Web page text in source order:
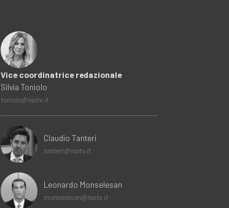
Vice coordinatrice redazionale
Silvia Toniolo
toniolo@noitv.it
Claudio Tanteri
tanteri@noitv.it
Leonardo Monselesan
monselesan@noitv.it